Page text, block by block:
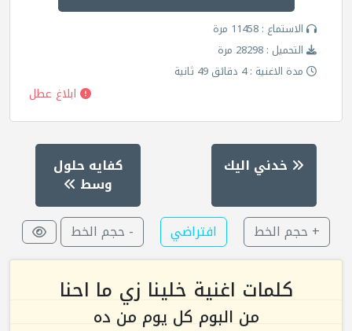
الاستماع : 11458 مرة
التحميل : 28298 مرة
مدة الاغنية : 4 دقائق 49 ثانية
ابلاغ عطل
خدني اليك كفايه حلول
وسط
+ حجم الخط
افتراضي - حجم الخط
كلمات اغنية خلينا زي ما احنا
من البوم كل يوم من ده